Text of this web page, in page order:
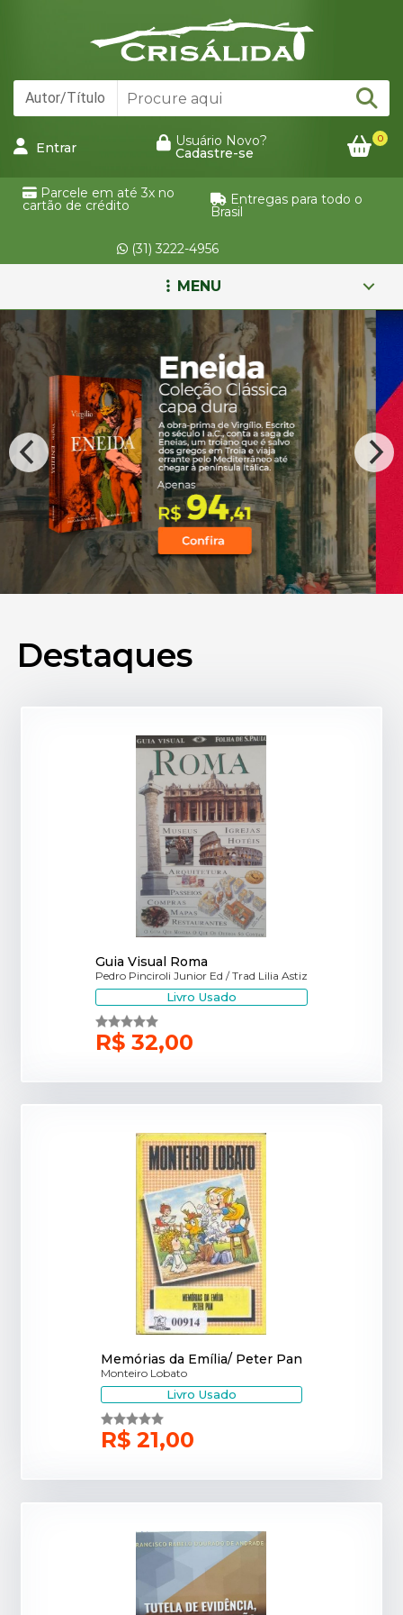
Entrar Usuário Novo?
Cadastre-se
0
Parcele em até 3x no
cartão de crédito Entregas para todo o
Brasil
(31) 3222-4956
MENU
Destaques
Guia Visual Roma
Pedro Pinciroli Junior Ed / Trad Lilia Astiz
Livro Usado
R$ 32,00
Memórias da Emília/ Peter Pan
Monteiro Lobato
Livro Usado
R$ 21,00